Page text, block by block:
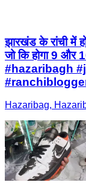
झारखंड के रांची में
जो कि होगा 9 और
#hazaribagh
Hazaribag,